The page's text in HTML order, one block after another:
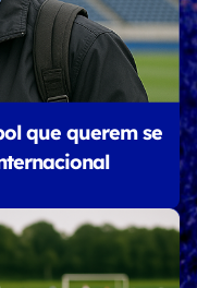
que querem se